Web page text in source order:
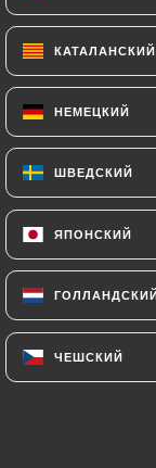
КАТАЛАНСКИЙ
НЕМЕЦКИЙ
ШВЕДСКИЙ
ЯПОНСКИЙ
ЧЕШСКИЙ
Planche
КАТАЛАНСКИЙ
НЕМЕЦКИЙ
ШВЕДСКИЙ
ЯПОНСКИЙ
ЧЕШСКИЙ